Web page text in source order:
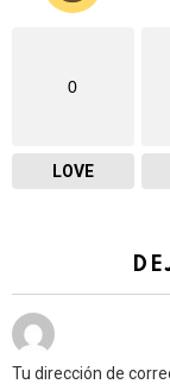
0
LOVE
Tu dirección de